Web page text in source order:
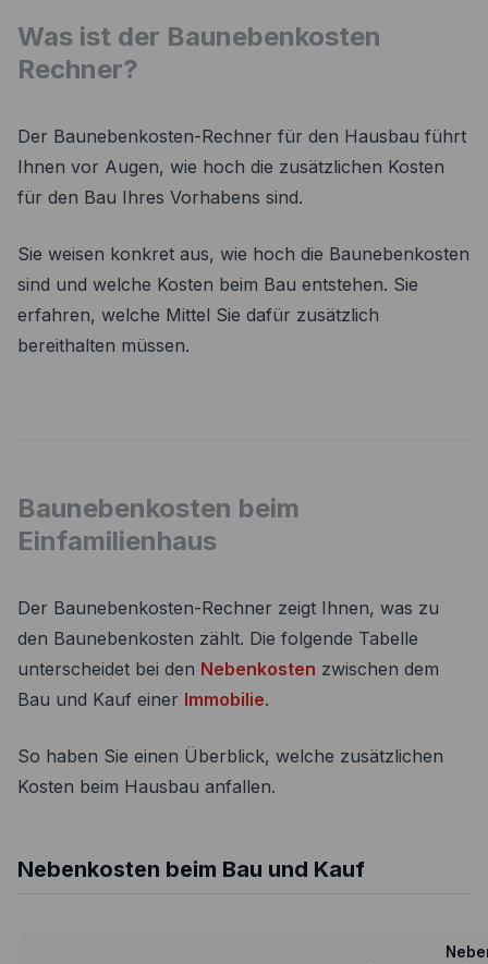
Was ist der Baunebenkosten
Rechner?
Der Baunebenkosten-Rechner für den Hausbau führt
Ihnen vor Augen, wie hoch die zusätzlichen Kosten
für den Bau Ihres Vorhabens sind.
Sie weisen konkret aus, wie hoch die Baunebenkosten
sind und welche Kosten beim Bau entstehen. Sie
erfahren, welche Mittel Sie dafür zusätzlich
bereithalten müssen.
Baunebenkosten beim
Einfamilienhaus
Der Baunebenkosten-Rechner zeigt Ihnen, was zu
den Baunebenkosten zählt. Die folgende Tabelle
unterscheidet bei den Nebenkosten zwischen dem
Bau und Kauf einer Immobilie.
So haben Sie einen Überblick, welche zusätzlichen
Kosten beim Hausbau anfallen.
Nebenkosten beim Bau und Kauf